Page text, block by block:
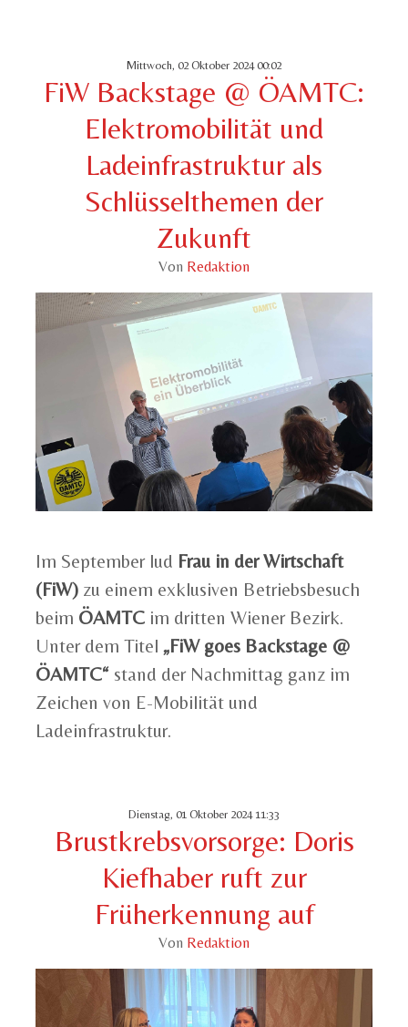
Mittwoch, 02 Oktober 2024 00:02
FiW Backstage @ ÖAMTC:
Elektromobilität und
Ladeinfrastruktur als
Schlüsselthemen der
Zukunft
Von Redaktion
Im September lud Frau in der Wirtschaft
(FiW) zu einem exklusiven Betriebsbesuch
beim ÖAMTC im dritten Wiener Bezirk.
Unter dem Titel „FiW goes Backstage @
ÖAMTC“ stand der Nachmittag ganz im
Zeichen von E-Mobilität und
Ladeinfrastruktur.
Dienstag, 01 Oktober 2024 11:33
Brustkrebsvorsorge: Doris
Kiefhaber ruft zur
Früherkennung auf
Von Redaktion